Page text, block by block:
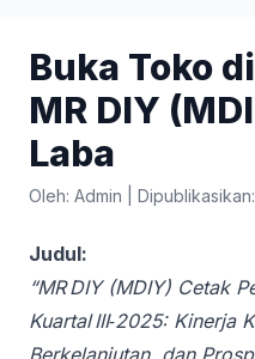
Buka Toko
MR DIY
Laba
Oleh: Admin
Judul:
“MR DIY (MDIY) Cetak
Kuartal III‑2025: Kinerja
Berkelanjutan, dan